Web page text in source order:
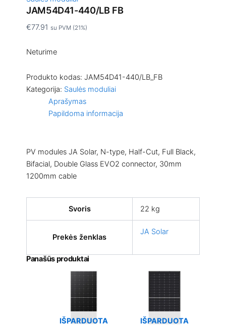
JAM54D41-440/LB FB
€77.91 su PVM (21%)
Neturime
Produkto kodas: JAM54D41-440/LB_FB
Kategorija: Saulės moduliai
Aprašymas
Papildoma informacija
PV modules JA Solar, N-type, Half-Cut, Full Black,
Bifacial, Double Glass EVO2 connector, 30mm
1200mm cable
Svoris 22 kg
Prekės ženklas
JA Solar
Panašūs produktai
IŠPARDUOTA IŠPARDUOTA